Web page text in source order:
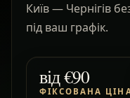
Київ — Чернігів
під ваш графік.
від€90
ФІКСОВАНА